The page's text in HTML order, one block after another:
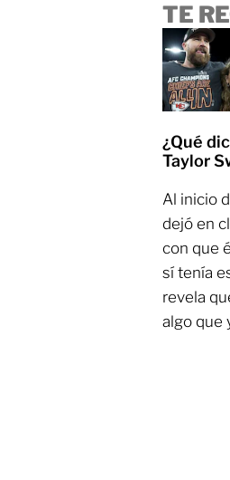
TE
¿Qué
Taylor
Al inicio
dejó en
con que
sí tenía
revela
algo que